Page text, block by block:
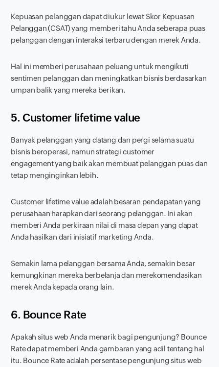
Kepuasan pelanggan dapat diukur lewat Skor Kepuasan
Pelanggan (CSAT) yang memberi tahu Anda seberapa puas
pelanggan dengan interaksi terbaru dengan merek Anda.
Hal ini memberi perusahaan peluang untuk mengikuti
sentimen pelanggan dan meningkatkan bisnis berdasarkan
umpan balik yang mereka berikan.
5. Customer lifetime value
Banyak pelanggan yang datang dan pergi selama suatu
bisnis beroperasi, namun strategi customer
engagementyang baik akan membuat pelanggan puas dan
tetap menginginkan lebih.
Customer lifetime valueadalah besaran pendapatan yang
perusahaan harapkan dari seorang pelanggan. Ini akan
memberi Anda perkiraan nilai di masa depan yang dapat
Anda hasilkan dari inisiatif marketing Anda.
Semakin lama pelanggan bersama Anda, semakin besar
kemungkinan mereka berbelanja dan merekomendasikan
merek Anda kepada orang lain.
6. Bounce Rate
Apakah situs web Anda menarik bagi pengunjung? Bounce
Ratedapat memberi Anda gambaran yang adil tentang hal
itu. Bounce Rateadalah persentase pengunjung situs web